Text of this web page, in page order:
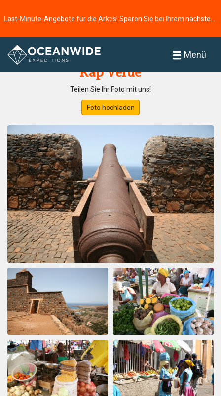
Menü
Startseite
Kap Verde
Teilen Sie Ihr Foto mit uns!
Foto hochladen